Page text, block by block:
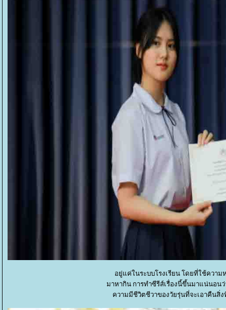
อยู่แค่ในระบบโรงเรียน โดยที่ใช้ควา
มาหากิน การทำซีรีส์เรื่องนี้ขึ้นมาแน่นอนว่
ความมีชีวิตชีวาของวัยรุ่นที่จะเอาคืนสิ่